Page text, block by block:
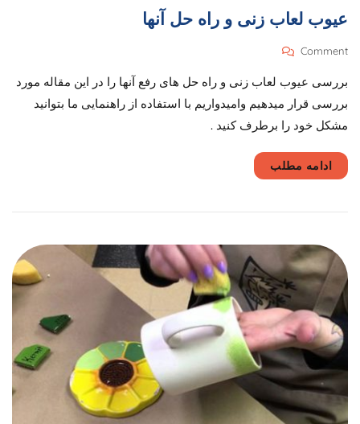
عیوب لعاب زنی و راه حل آنها
Comment
On
لعاب
راه
آنها
بررسی عیوب لعاب زنی و راه حل های رفع آنها را در این مقاله مورد
بررسی قرار میدهیم وامیدواریم با استفاده از راهنمایی ما بتوانید
مشکل خود را برطرف کنید . ​
ادامه مطلب